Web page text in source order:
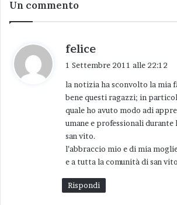
Un commento
felice
e
t
t
o
1 Settembre 2011 alle 22:12
la notizia ha sconvolto la mia
bene questi ragazzi; in
quale ho avuto modo adi
umane e professionali durante
san vito.
l’abbraccio mio e di mia
e a tutta la comunità di san vito
Rispondi